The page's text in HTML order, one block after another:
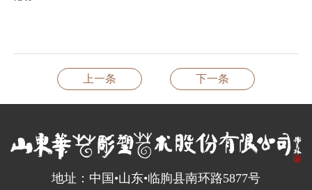
上一条 下一条
地址：中国•山东•临朐县南环路5877号